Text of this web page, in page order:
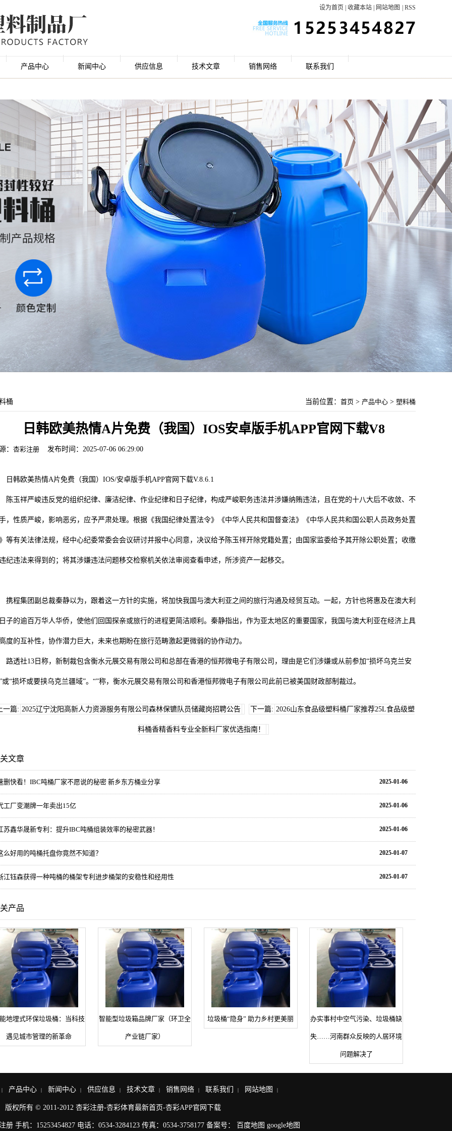
设为首页 收藏本站 网站地图 RSS
产品中心 新闻中心 供应信息 技术文章 销售网络 联系我们
当前位置： 首页 > 产品中心 > 塑料桶
桶
日韩欧美热情A片免费（我国）IOS安卓版手机APP官网下载V8
： 杏彩注册 发布时间：2025-07-06 06:29:00
欧美热情A片免费（我国）IOS/安卓版手机APP官网下载V.8.6.1
祥严峻违反党的组织纪律、廉洁纪律、作业纪律和日子纪律，构成严峻职务违法并涉嫌纳贿违法，且在党的十八大后不收敛、不
，性质严峻，影响恶劣，应予严肃处理。根据《我国纪律处置法令》《中华人民共和国督查法》《中华人民共和国公职人员政务处置
等有关法律法规，经中心纪委常委会会议研讨并报中心同意，决议给予陈玉祥开除党籍处置；由国家监委给予其开除公职处置；收缴
纪违法来得到的；将其涉嫌违法问题移交检察机关依法审阅查看申述，所涉资产一起移交。
集团副总裁秦静以为，跟着这一方针的实施，将加快我国与澳大利亚之间的旅行沟通及经贸互动。一起，方针也将惠及在澳大利
子的逾百万华人华侨，使他们回国探亲或旅行的进程更简洁顺利。秦静指出，作为亚太地区的重要国家，我国与澳大利亚在经济上具
度的互补性，协作潜力巨大，未来也期盼在旅行范畴激起更微弱的协作动力。
社13日称，新制裁包含衡水元展交易有限公司和总部在香港的恒邦微电子有限公司，理由是它们涉嫌或从前参加“损坏乌克兰安
或“损坏或要挟乌克兰疆域”。“”称，衡水元展交易有限公司和香港恒邦微电子有限公司此前已被美国财政部制裁过。
一篇: 2025辽宁沈阳高新人力资源服务有限公司森林保镳队员储藏岗招聘公告 下一篇: 2026山东食品级塑料桶厂家推荐25L食品级塑
料桶香精香料专业全新料厂家优选指南！
文章
2025-01-06
删快看！IBC吨桶厂家不愿说的秘密 新乡东方桶业分享
2025-01-06
工厂变潮牌一年卖出15亿
2025-01-06
苏鑫华晟新专利：提升IBC吨桶组装效率的秘密武器！
2025-01-07
么好用的吨桶托盘你竟然不知道？
2025-01-07
江钰森获得一种吨桶的桶架专利进步桶架的安稳性和经用性
产品
地埋式环保垃圾桶：当科技
遇见城市管理的新革命
智能型垃圾箱品牌厂家（环卫全
产业链厂家）
垃圾桶“隐身” 助力乡村更美丽 办实事村中空气污染、垃圾桶缺
失……河南群众反映的人居环境
问题解决了
产品中心 新闻中心 供应信息 技术文章 销售网络 联系我们 网站地图
版权所有 © 2011-2012 杏彩注册-杏彩体育最新首页-杏彩APP官网下载
册手机： 15253454827电话： 0534-3284123传真： 0534-3758177备案号： 百度地图 google地图